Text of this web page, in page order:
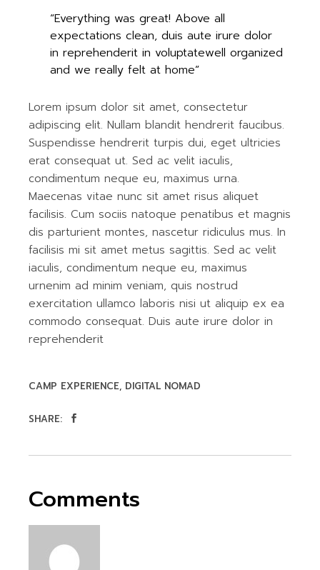
“Everything was great! Above all
expectations clean, duis aute irure dolor
in reprehenderit in voluptatewell organized
and we really felt at home”
Lorem ipsum dolor sit amet, consectetur
adipiscing elit. Nullam blandit hendrerit faucibus.
Suspendisse hendrerit turpis dui, eget ultricies
erat consequat ut. Sed ac velit iaculis,
condimentum neque eu, maximus urna.
Maecenas vitae nunc sit amet risus aliquet
facilisis. Cum sociis natoque penatibus et magnis
dis parturient montes, nascetur ridiculus mus. In
facilisis mi sit amet metus sagittis. Sed ac velit
iaculis, condimentum neque eu, maximus
urnenim ad minim veniam, quis nostrud
exercitation ullamco laboris nisi ut aliquip ex ea
commodo consequat. Duis aute irure dolor in
reprehenderit
CAMP EXPERIENCE DIGITAL NOMAD
SHARE:
Comments